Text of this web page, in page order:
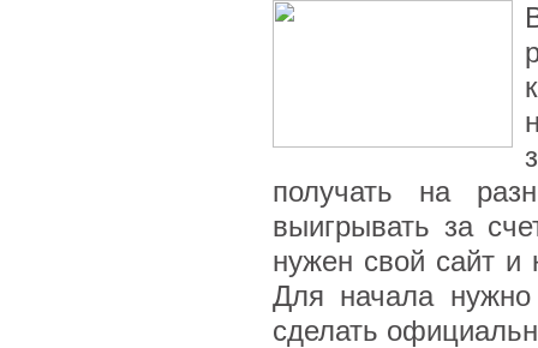
получать на
выигрывать за
нужен свой сайт и
Для начала
сделать